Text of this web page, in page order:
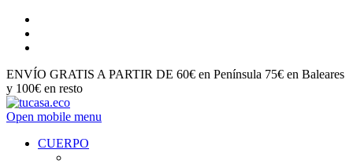
ENVÍO GRATIS A PARTIR DE 60€ en Península 75€ en Baleares
y 100€ en resto
Open mobile menu
CUERPO